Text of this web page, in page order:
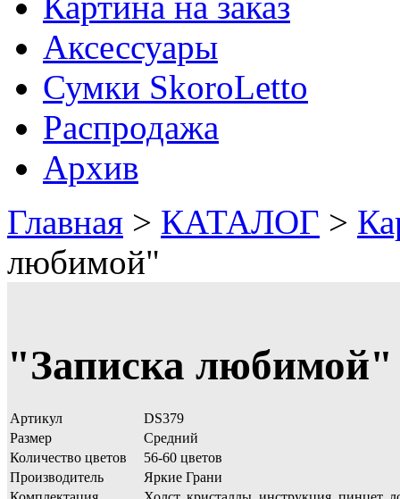
Аксессуары
Сумки SkoroLetto
Распродажа
Архив
Главная > КАТАЛОГ >
любимой"
"Записка любимой"
Артикул
DS379
Размер
Средний
Количество цветов
56-60 цветов
Производитель
Яркие Грани